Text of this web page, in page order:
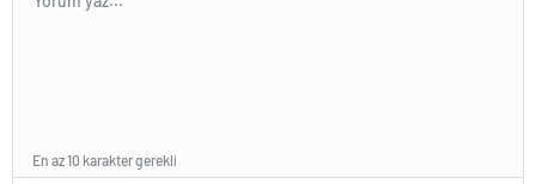
En az 10 karakter gerekli